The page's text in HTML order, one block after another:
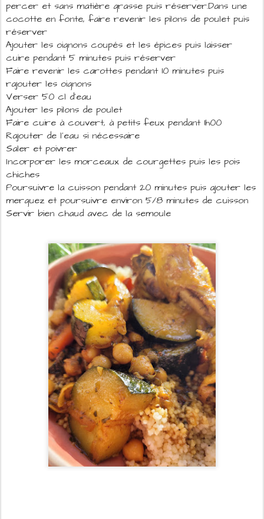
percer et sans matière grasse puis réserver.Dans une
cocotte en fonte, faire revenir les pilons de poulet puis
réserver
Ajouter les oignons coupés et les épices puis laisser
cuire pendant 5 minutes puis réserver
Faire revenir les carottes pendant 10 minutes puis
rajouter les oignons
Verser 50 cl d'eau
Ajouter les pilons de poulet
Faire cuire à couvert, à petits feux pendant 1h00
Rajouter de l'eau si nécessaire
Saler et poivrer
Incorporer les morceaux de courgettes puis les pois
chiches
Poursuivre la cuisson pendant 20 minutes puis ajouter les
merguez et poursuivre environ 5/8 minutes de cuisson
Servir bien chaud avec de la semoule